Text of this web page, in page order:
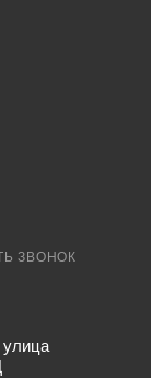
ЗВОНОК
улица